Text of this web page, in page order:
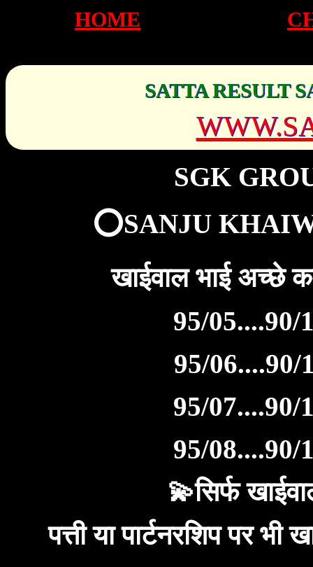
HOME
SATTA RESULT
SGK
⭕SANJU
खाईवाल भाई अच्छे
95/05....90/
95/06....90/
95/07....90/
95/08....90/
💫सिर्फ
पत्ती या पार्टनरशिप पर